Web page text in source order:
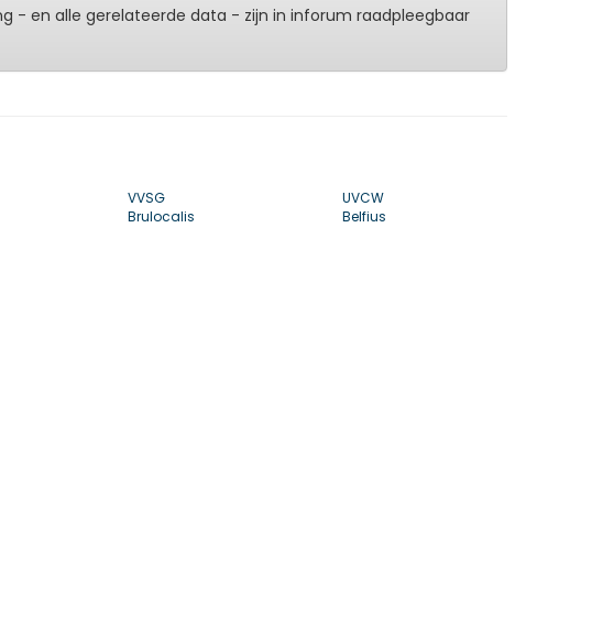
- en alle gerelateerde data - zijn in inforum raadpleegbaar
VVSG
Brulocalis
UVCW
Belfius